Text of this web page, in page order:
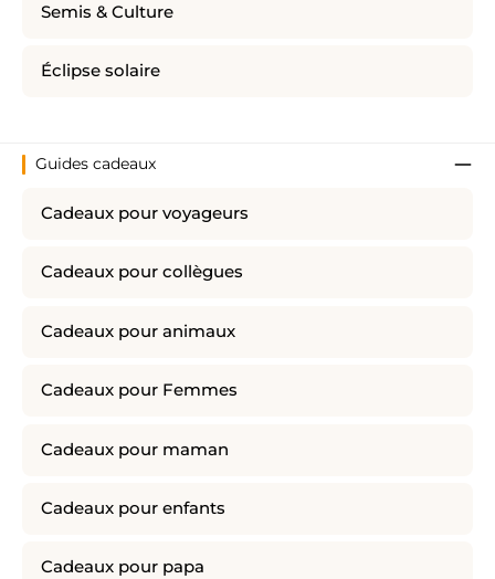
Semis & Culture
Éclipse solaire
Guides cadeaux
Cadeaux pour voyageurs
Cadeaux pour collègues
Cadeaux pour animaux
Cadeaux pour Femmes
Cadeaux pour maman
Cadeaux pour enfants
Cadeaux pour papa